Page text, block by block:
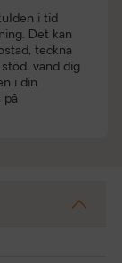
i tid
Det kan
teckna
vänd dig
i din
på